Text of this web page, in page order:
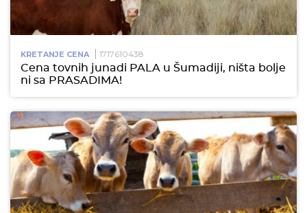
KRETANJE CENA 1717610438
Cena tovnih junadi PALA u Šumadiji, ništa bolje
ni sa PRASADIMA!